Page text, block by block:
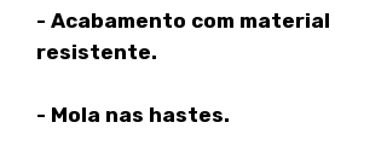
- Acabamento com material
resistente.
- Mola nas hastes.